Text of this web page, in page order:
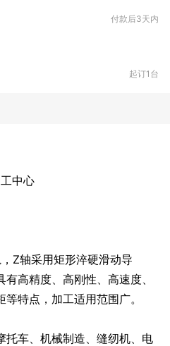
付款后3天内
起订1台
中心
Z轴采用矩形淬硬滑动导
高精度、高刚性、高速度、
特点，加工适用范围广。
托车、机械制造、缝纫机、电